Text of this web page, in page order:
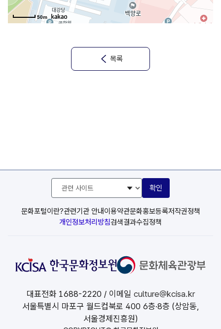
50m
목록
문화포털이란?관련기관 안내이용약관문화홍보등록저작권정책
개인정보처리방침검색결과수집정책
관
사
이
트
확인
대표전화 1688-2220 / 이메일 culture@kcisa.kr
서울특별시 마포구 월드컵북로 400 6층·8층 (상암동,
서울경제진흥원)